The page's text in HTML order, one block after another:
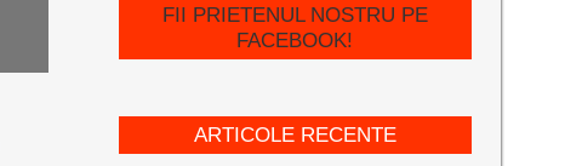
FII PRIETENUL NOSTRU PE
FACEBOOK!
ARTICOLE RECENTE